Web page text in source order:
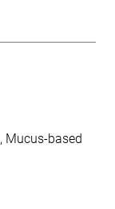
Mucus-based